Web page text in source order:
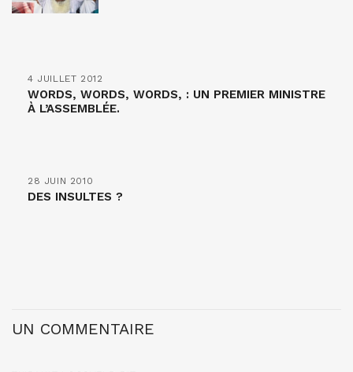
4 JUILLET 2012
WORDS, WORDS, WORDS, : UN PREMIER MINISTRE
À L’ASSEMBLÉE.
28 JUIN 2010
DES INSULTES ?
UN COMMENTAIRE